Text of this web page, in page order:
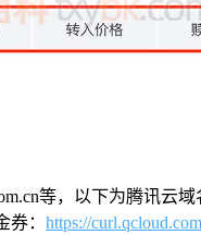
等，以下为腾讯
： https://